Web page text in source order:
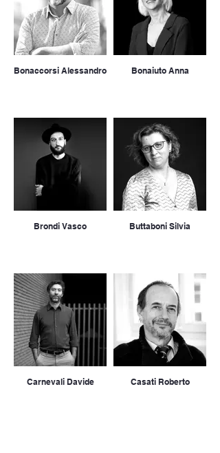
Bonaccorsi Alessandro Bonaiuto Anna
Brondi Vasco Buttaboni Silvia
Carnevali Davide Casati Roberto